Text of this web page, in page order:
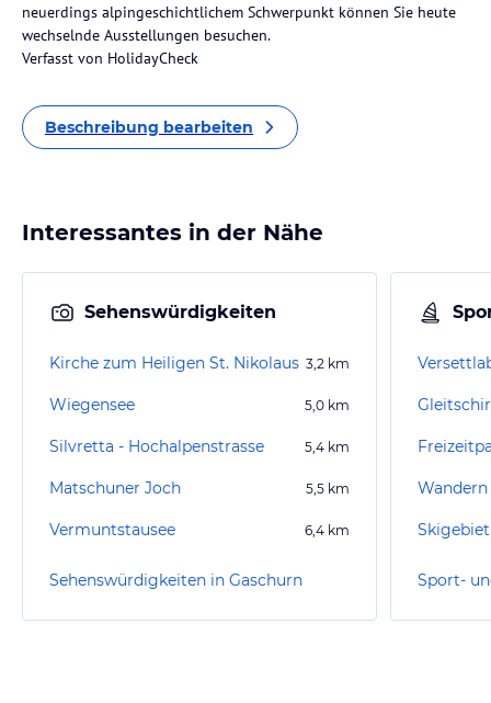
neuerdings alpingeschichtlichem Schwerpunkt können Sie heute
wechselnde Ausstellungen besuchen.
Verfasst von HolidayCheck
Beschreibung bearbeiten
Interessantes in der Nähe
Sehenswürdigkeiten
Kirche zum Heiligen St. Nikolaus 3,2 km
Wiegensee 5,0 km
Silvretta - Hochalpenstrasse 5,4 km
Matschuner Joch 5,5 km
Vermuntstausee 6,4 km
Sehenswürdigkeiten in Gaschurn